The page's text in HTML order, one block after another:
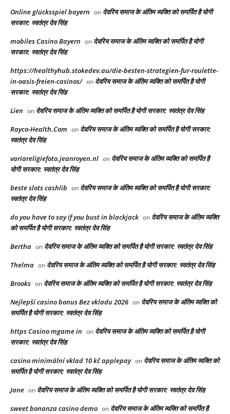
Online glücksspiel bayern on देवरिय समाज के अंतिम व्यक्ति को समर्पित है योगी
सरकार: स्वतंत्र देव सिंह
mobiles Casino Bayern on देवरिय समाज के अंतिम व्यक्ति को समर्पित है योगी
सरकार: स्वतंत्र देव सिंह
https://healthyhub.stokedev.au/die-besten-strategien-fur-roulette-
in-oasis-freien-casinos/ on देवरिय समाज के अंतिम व्यक्ति को समर्पित है योगी
सरकार: स्वतंत्र देव सिंह
Lien on देवरिय समाज के अंतिम व्यक्ति को समर्पित है योगी सरकार: स्वतंत्र देव सिंह
Rayco-Health.Com on देवरिय समाज के अंतिम व्यक्ति को समर्पित है योगी सरकार:
स्वतंत्र देव सिंह
variareligiefoto.jeanroyen.nl on देवरिय समाज के अंतिम व्यक्ति को समर्पित है
योगी सरकार: स्वतंत्र देव सिंह
beste slots cashlib on देवरिय समाज के अंतिम व्यक्ति को समर्पित है योगी सरकार:
स्वतंत्र देव सिंह
do you have to say if you bust in blackjack on देवरिय समाज के अंतिम व्यक्ति
को समर्पित है योगी सरकार: स्वतंत्र देव सिंह
Bertha on देवरिय समाज के अंतिम व्यक्ति को समर्पित है योगी सरकार: स्वतंत्र देव सिंह
Thelma on देवरिय समाज के अंतिम व्यक्ति को समर्पित है योगी सरकार: स्वतंत्र देव सिंह
Brooks on देवरिय समाज के अंतिम व्यक्ति को समर्पित है योगी सरकार: स्वतंत्र देव सिंह
Nejlepší casino bonus Bez vkladu 2026 on देवरिय समाज के अंतिम व्यक्ति को
समर्पित है योगी सरकार: स्वतंत्र देव सिंह
https Casino mgame in on देवरिय समाज के अंतिम व्यक्ति को समर्पित है योगी
सरकार: स्वतंत्र देव सिंह
casino minimální vklad 10 kč applepay on देवरिय समाज के अंतिम व्यक्ति को
समर्पित है योगी सरकार: स्वतंत्र देव सिंह
Jane on देवरिय समाज के अंतिम व्यक्ति को समर्पित है योगी सरकार: स्वतंत्र देव सिंह
sweet bonanza casino demo on देवरिय समाज के अंतिम व्यक्ति को समर्पित है